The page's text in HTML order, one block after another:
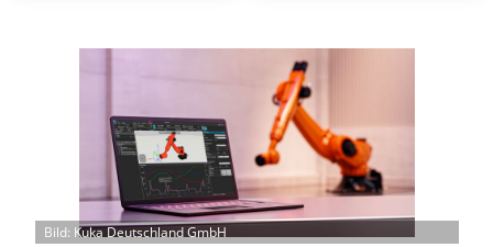
Bild: Kuka Deutschland GmbH